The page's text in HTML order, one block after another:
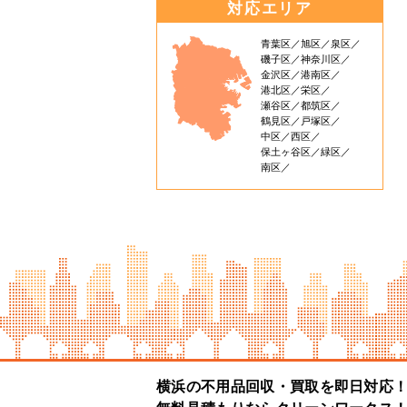
対応エリア
青葉区 旭区
泉区
磯子区
神奈川区
金沢区
港南区
港北区
栄区
瀬谷区
都筑区
鶴見区
戸塚区
中区
西区
保土ヶ谷区
緑区
南区
横浜の不用品回収・買取を即日対応